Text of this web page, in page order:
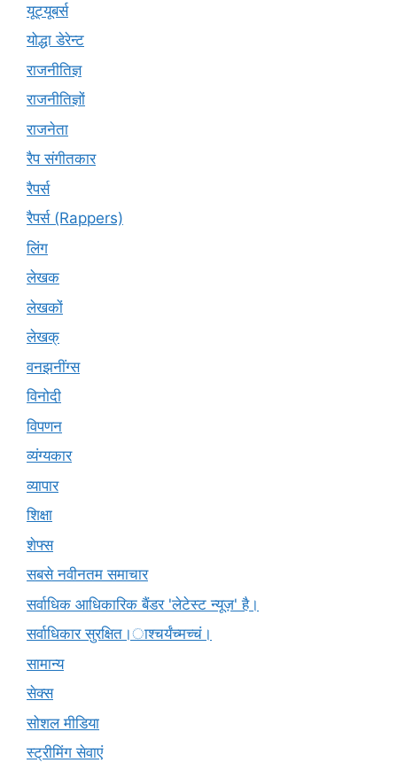
यूट्‍यूबर्स
योद्धा डेरेन्ट
राजनीतिज्ञ
राजनीतिज्ञों
राजनेता
रैप संगीतकार
रैपर्स
रैपर्स (Rappers)
लिंग
लेखक
लेखकों
लेखक्
वनझनींग्स
विनोदी
विपणन
व्यंग्यकार
व्यापार
शिक्षा
शेफ्स
सबसे नवीनतम समाचार
सर्वाधिक आधिकारिक बैंडर 'लेटेस्ट न्यूज़' है।
सर्वाधिकार सुरक्षित।ाश्चर्यंच्मच्चं।
सामान्य
सेक्स
सोशल मीडिया
स्ट्रीमिंग सेवाएं